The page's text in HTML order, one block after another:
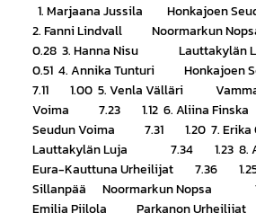
1. Marjaana Jussila Honkajoen
2. Fanni Lindvall Noormarkun
0.28 3. Hanna Nisu
0.51 4. Annika Tunturi Honkajoen
7.11 1.00 5. Venla Välläri
Voima 7.23 1.12 6. Aliina
Seudun Voima 7.31 1.20 7.
Lauttakylän Luja 7.34 1.23
Eura-Kauttuna Urheilijat 7.36 1.25
Sillanpää Noormarkun Nopsa
Emilia Piilola Parkanon